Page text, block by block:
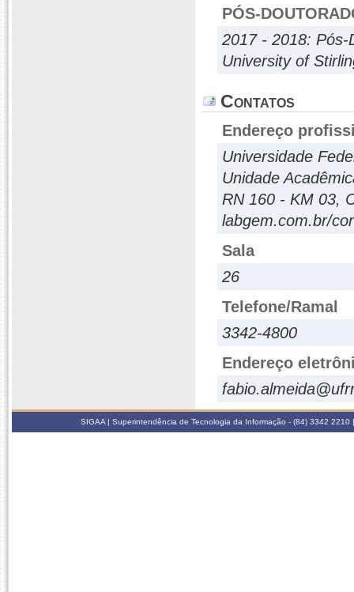
PÓS-
2017 - 2018: Pós-
University of
Contatos
Endereço
Universidade
Unidade
RN 160 - KM 03,
labgem.com.br/
Sala
26
Telefone/Ramal
3342-4800
Endereço
SIGAA | Superintendência de Tecnologia da Informação - (84) 3342